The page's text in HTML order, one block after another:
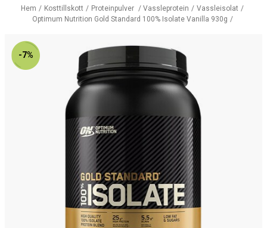
Hem Kosttillskott Proteinpulver Vassleprotein
Vassleisolat
Optimum Nutrition Gold Standard 100% Isolate Vanilla 930g
-7%